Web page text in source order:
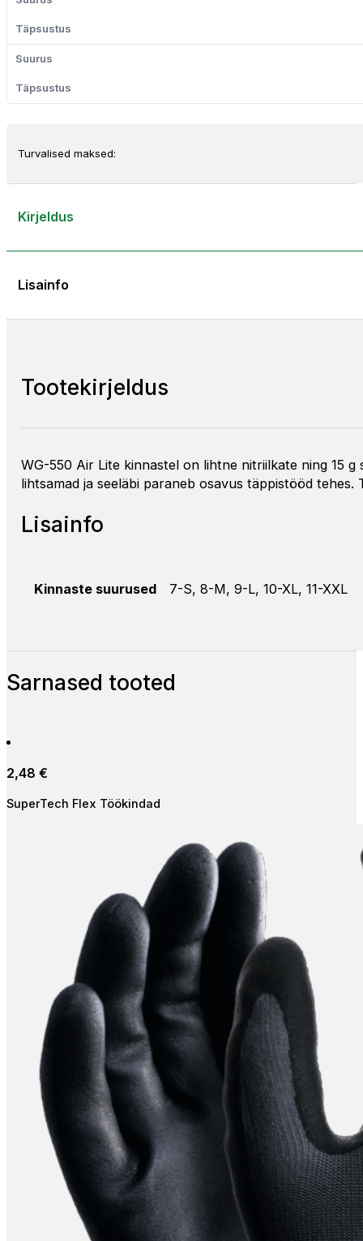
Turvalised maksed:
Kirjeldus
Lisainfo
Tootekirjeldus
WG-550 Air Lite kinnastel on lihtne nitriilkate ning 15
lihtsamad ja seeläbi paraneb osavus täppistööd
Lisainfo
Kinnaste suurused 7-S, 8-M, 9-L, 10-XL, 11-XXL
Sarnased tooted
2,48 €
SuperTech Flex Töökindad